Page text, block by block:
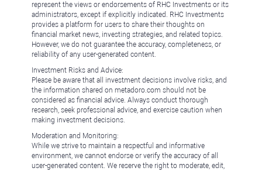
represent the views or endorsements of RHC Investments or its
administrators, except if explicitly indicated. RHC Investments
provides a platform for users to share their thoughts on
financial market news, investing strategies, and related topics.
However, we do not guarantee the accuracy, completeness, or
reliability of any user-generated content.
Investment Risks and Advice:
Please be aware that all investment decisions involve risks, and
the information shared on metadoro.com should not be
considered as financial advice. Always conduct thorough
research, seek professional advice, and exercise caution when
making investment decisions.
Moderation and Monitoring:
While we strive to maintain a respectful and informative
environment, we cannot endorse or verify the accuracy of all
user-generated content. We reserve the right to moderate, edit,